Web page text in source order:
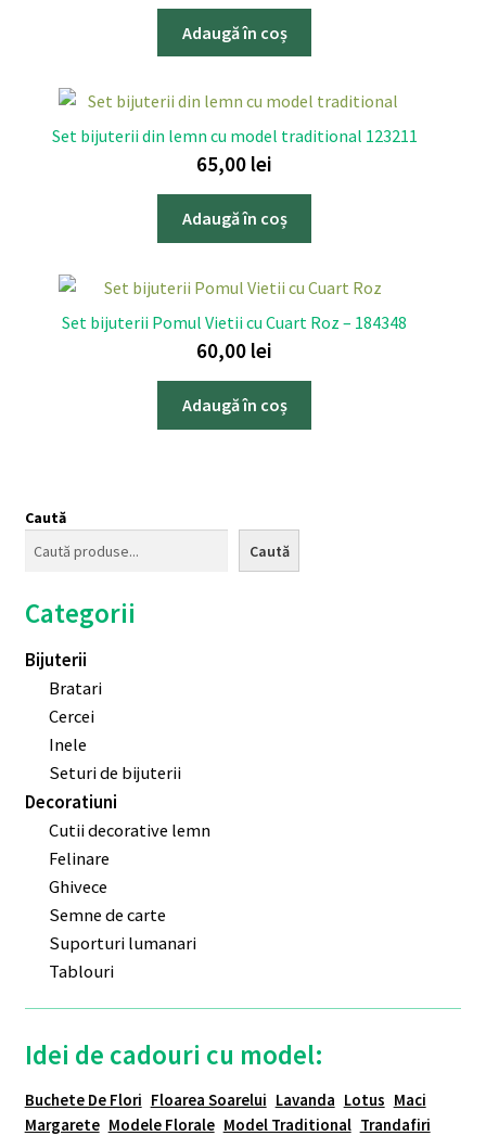
Adaugă în coș
Set bijuterii din lemn cu model traditional 123211
65,00 lei
Adaugă în coș
Set bijuterii Pomul Vietii cu Cuart Roz – 184348
60,00 lei
Adaugă în coș
Caută
Caută
Categorii
Bijuterii
Bratari
Cercei
Inele
Seturi de bijuterii
Decoratiuni
Cutii decorative lemn
Felinare
Ghivece
Semne de carte
Suporturi lumanari
Tablouri
Idei de cadouri cu model:
Buchete De Flori Floarea Soarelui Lavanda Lotus Maci
Margarete Modele Florale Model Traditional Trandafiri